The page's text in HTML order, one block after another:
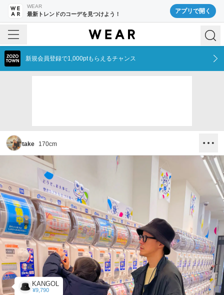
WEAR
最新トレンドのコーデを見つけよう！ アプリで開く
新規会員登録で1,000ptもらえるチャンス
take 170cm
KANGOL
¥9,790